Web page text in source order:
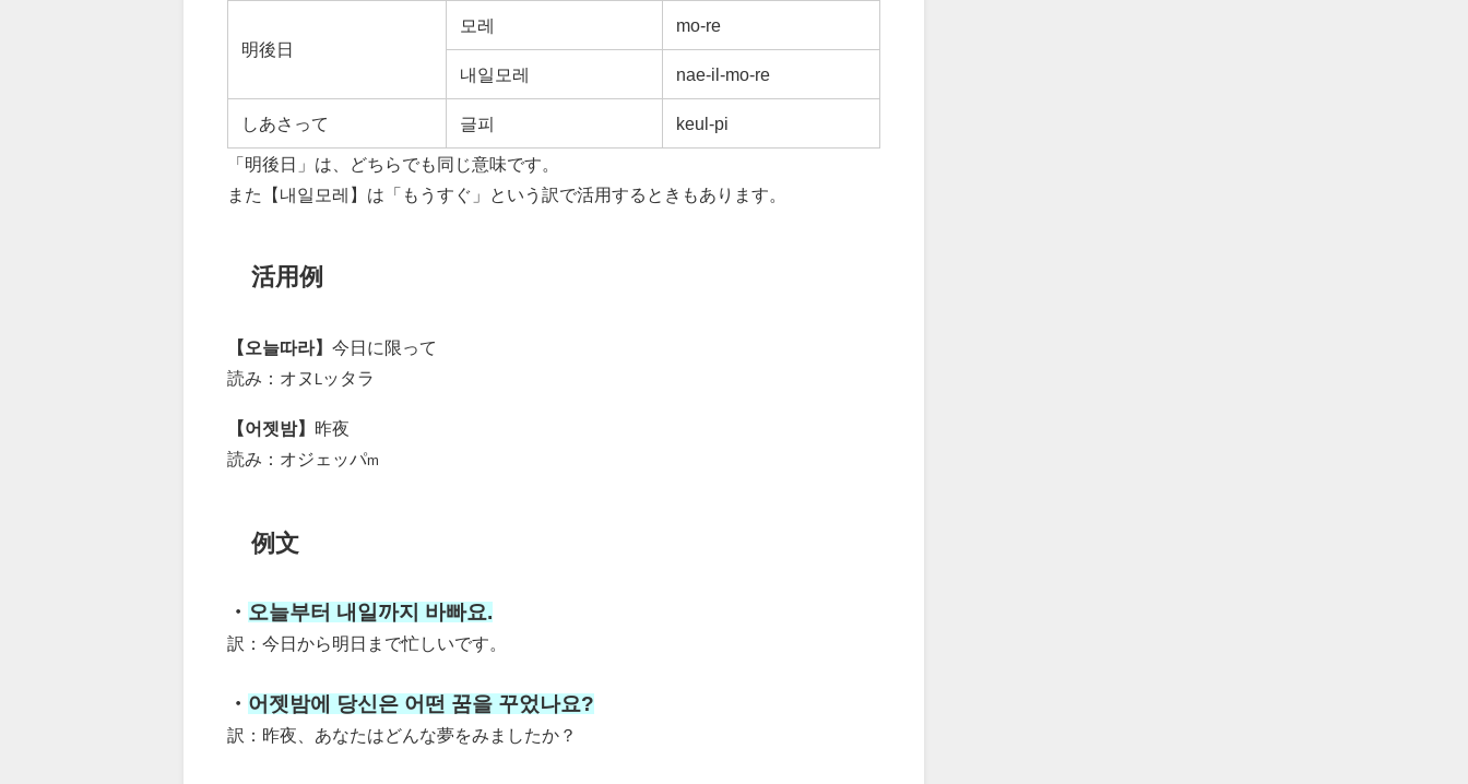
明後日
모레 mo-re
내일모레 nae-il-mo-re
しあさって 글피 keul-pi
「明後日」は、どちらでも同じ意味です。
また【내일모레】は「もうすぐ」という訳で活用するときもあります。
活用例
【오늘따라】 今日に限って
読み：オヌ
ッタラ
【어젯밤】 昨夜
読み：オジェッパm
例文
・ 오늘부터 내일까지 바빠요.
訳：今日から明日まで忙しいです。
・ 어젯밤에 당신은 어떤 꿈을 꾸었나요?
訳：昨夜、あなたはどんな夢をみましたか？